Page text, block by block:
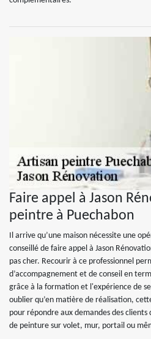
Faire appel à Jason
peintre à Puechabon
Il arrive qu’une maison nécessite une
conseillé de faire appel à Jason
pas cher. Recourir à ce professionnel
d’accompagnement et de conseil en
grâce à la formation et l'expérience de
oublier qu’en matière de réalisation,
pour répondre aux demandes des
de peinture sur volet, mur, portail ou